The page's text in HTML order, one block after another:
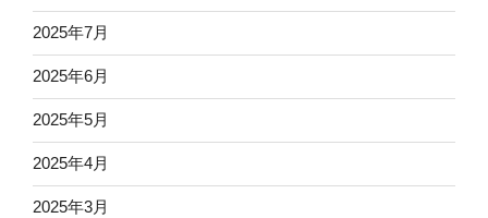
2025年7月
2025年6月
2025年5月
2025年4月
2025年3月